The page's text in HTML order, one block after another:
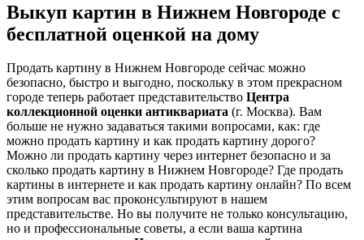
Выкуп картин в Нижнем Новгороде с
бесплатной оценкой на дому
Продать картину в Нижнем Новгороде сейчас можно
безопасно, быстро и выгодно, поскольку в этом прекрасном
городе теперь работает представительство Центра
коллекционной оценки антиквариата (г. Москва). Вам
больше не нужно задаваться такими вопросами, как: где
можно продать картину и как продать картину дорого?
Можно ли продать картину через интернет безопасно и за
сколько продать картину в Нижнем Новгороде? Где продать
картины в интернете и как продать картину онлайн? По всем
этим вопросам вас проконсультируют в нашем
представительстве. Но вы получите не только консультацию,
но и профессиональные советы, а если ваша картина